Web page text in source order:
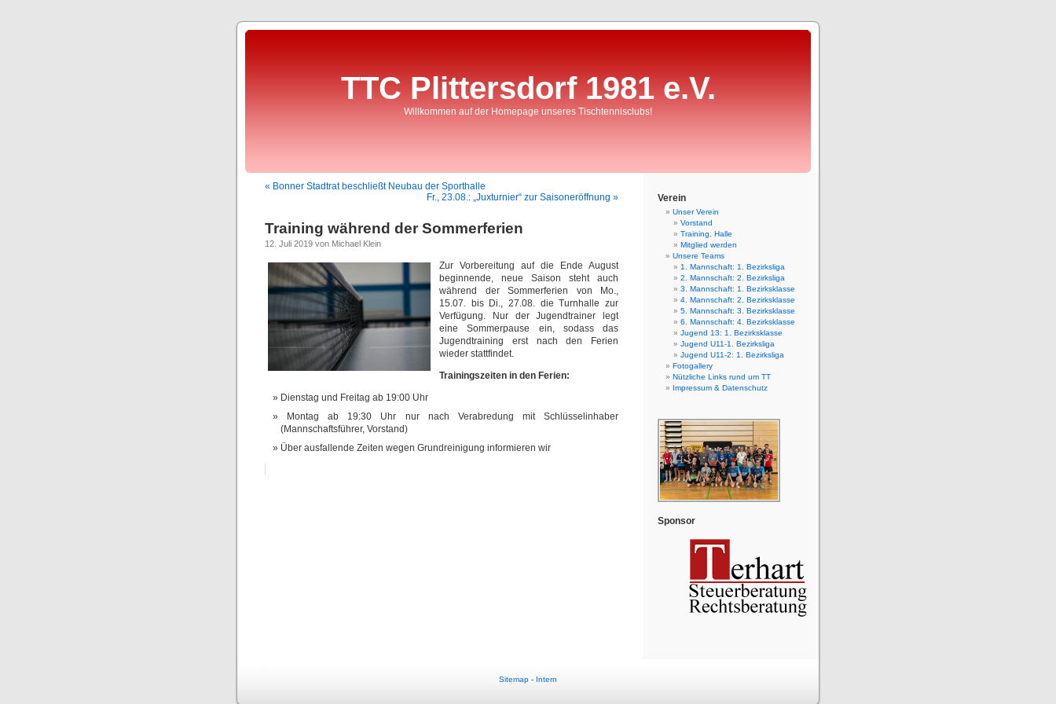
TTC Plittersdorf 1981 e.V.
Willkommen auf der Homepage unseres Tischtennisclubs!
« Bonner Stadtrat beschließt Neubau der Sporthalle
Fr., 23.08.: „Juxturnier“ zur Saisoneröffnung »
Training während der Sommerferien
12. Juli 2019 von Michael Klein
Zur Vorbereitung auf die Ende August
beginnende, neue Saison steht auch
während der Sommerferien von Mo.,
15.07. bis Di., 27.08. die Turnhalle zur
Verfügung. Nur der Jugendtrainer legt
eine Sommerpause ein, sodass das
Jugendtraining erst nach den Ferien
wieder stattfindet.
Trainingszeiten in den Ferien:
Dienstag und Freitag ab 19:00 Uhr
Montag ab 19:30 Uhr nur nach Verabredung mit Schlüsselinhaber
(Mannschaftsführer, Vorstand)
Über ausfallende Zeiten wegen Grundreinigung informieren wir
Verein
Unser Verein
Vorstand
Training, Halle
Mitglied werden
Unsere Teams
1. Mannschaft: 1. Bezirksliga
2. Mannschaft: 2. Bezirksliga
3. Mannschaft: 1. Bezirksklasse
4. Mannschaft: 2. Bezirksklasse
5. Mannschaft: 3. Bezirksklasse
6. Mannschaft: 4. Bezirksklasse
Jugend 13: 1. Bezirksklasse
Jugend U11-1. Bezirksliga
Jugend U11-2: 1. Bezirksliga
Fotogallery
Nützliche Links rund um TT
Impressum & Datenschutz
Sponsor
Sitemap - Intern